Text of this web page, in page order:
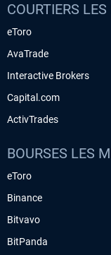
COURTIERS
eToro
AvaTrade
Interactive Brokers
Capital.com
ActivTrades
BOURSES LES
eToro
Binance
Bitvavo
BitPanda